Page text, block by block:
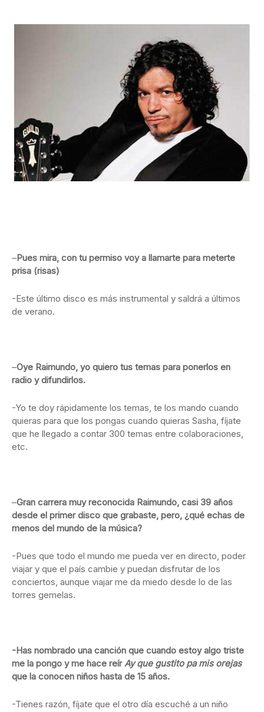
–Pues mira, con tu permiso voy a llamarte para meterte
prisa (risas)
-Este último disco es más instrumental y saldrá a últimos
de verano.
–Oye Raimundo, yo quiero tus temas para ponerlos en
radio y difundirlos.
-Yo te doy rápidamente los temas, te los mando cuando
quieras para que los pongas cuando quieras Sasha, fíjate
que he llegado a contar 300 temas entre colaboraciones,
etc.
–Gran carrera muy reconocida Raimundo, casi 39 años
desde el primer disco que grabaste, pero, ¿qué echas de
menos del mundo de la música?
-Pues que todo el mundo me pueda ver en directo, poder
viajar y que el país cambie y puedan disfrutar de los
conciertos, aunque viajar me da miedo desde lo de las
torres gemelas.
-Has nombrado una canción que cuando estoy algo triste
me la pongo y me hace reírAy que gustito pa mis orejas
que la conocen niños hasta de 15 años.
-Tienes razón, fíjate que el otro día escuché a un niño